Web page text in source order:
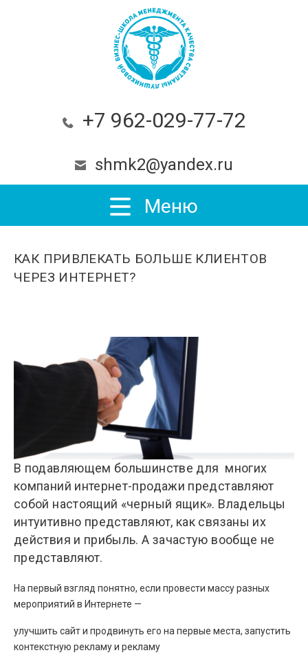
+7 962-029-77-72
shmk2@yandex.ru
Меню
КАК ПРИВЛЕКАТЬ БОЛЬШЕ КЛИЕНТОВ
ЧЕРЕЗ ИНТЕРНЕТ?
В подавляющем большинстве для многих
компаний интернет-продажи представляют
собой настоящий «черный ящик». Владельцы
интуитивно представляют, как связаны их
действия и прибыль. А зачастую вообще не
представляют.
На первый взгляд понятно, если провести массу разных
мероприятий в Интернете —
улучшить сайт и продвинуть его на первые места, запустить
контекстную рекламу и рекламу